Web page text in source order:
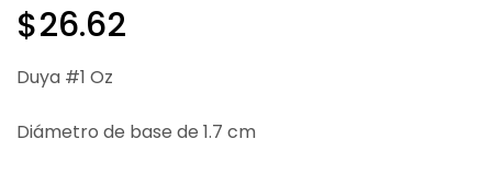
$26.62
Duya #1 Oz
Diámetro de base de 1.7 cm